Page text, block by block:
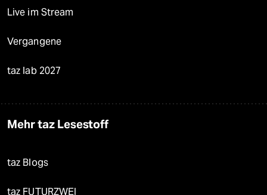
Live im Stream
Vergangene
taz lab 2027
Mehr taz Lesestoff
taz Blogs
taz FUTURZWEI